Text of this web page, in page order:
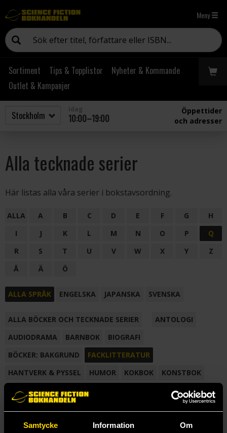
Samtycke Information Om
Meny
Sortiment Tips & Topplistor
Nyheter & Kommande
Outlet & Kampanjer
10:00–19:00
Öppettider
och adresser
Alla tecknade serier
Här listas alla våra serier i bokstavsordning.
ALLA A B C D E F G
H
I
J K L M N O P
Q
R
S T U V W X Y
Z
Å
Ä Ö
ALLA SPRÅK ENGELSKA JAPANSKA SVENSKA
ALLA BÖCKER OCH TECKNADE SERIER
ANTOLOGI
AUDIODRAMA
BARNBOK
BIOGRAFI
BÖCKER: BAKGRUND
FACKLITTERATUR
HANTVERK & PYSSEL
HUMOR KOKBOK
KONSTBOK
KORTROMAN
LÄROBOK
NOVELL
SAMLINGSVOLYM
TECKNA & MÅLA TECKNAD SERIE